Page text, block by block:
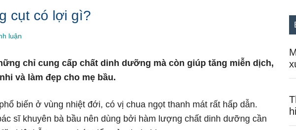
cụt có lợi gì?
luận
chỉ cung cấp chất dinh dưỡng mà còn giúp tăng miễn dịch,
và làm đẹp cho mẹ bầu.
biến ở vùng nhiệt đới, có vị chua ngọt thanh mát rất hấp dẫn.
sĩ khuyên bà bầu nên dùng bởi hàm lượng chất dinh dưỡng cần
...